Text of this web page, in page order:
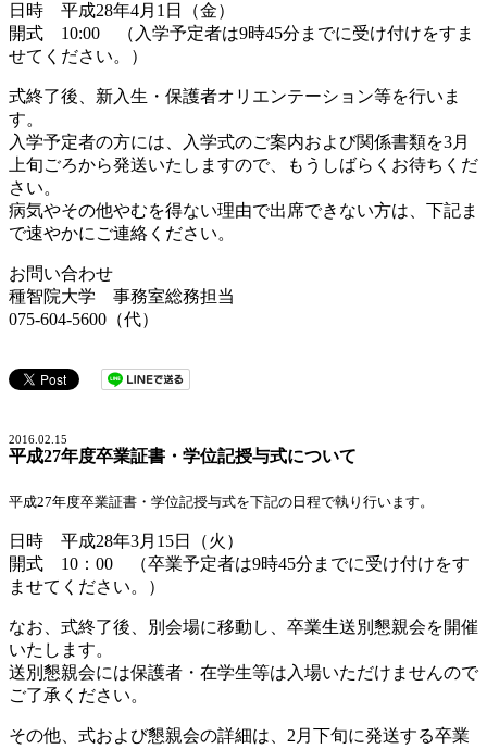
日時 平成28年4月1日（金）
開式 10:00 （入学予定者は9時45分までに受け付けをすま
せてください。）
式終了後、新入生・保護者オリエンテーション等を行いま
す。
入学予定者の方には、入学式のご案内および関係書類を3月
上旬ごろから発送いたしますので、もうしばらくお待ちくだ
さい。
病気やその他やむを得ない理由で出席できない方は、下記ま
で速やかにご連絡ください。
お問い合わせ
種智院大学 事務室総務担当
075-604-5600（代）
2016.02.15
平成27年度卒業証書・学位記授与式について
平成27年度卒業証書・学位記授与式を下記の日程で執り行います。
日時 平成28年3月15日（火）
開式 10：00 （卒業予定者は9時45分までに受け付けをす
ませてください。）
なお、式終了後、別会場に移動し、卒業生送別懇親会を開催
いたします。
送別懇親会には保護者・在学生等は入場いただけませんので
ご了承ください。
その他、式および懇親会の詳細は、2月下旬に発送する卒業